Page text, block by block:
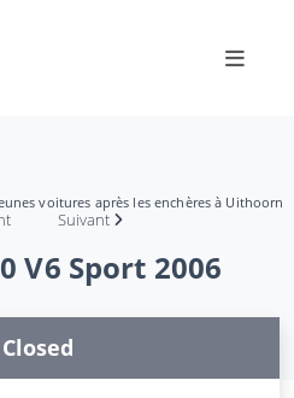
voitures après les enchères à Uithoorn
Suivant
V6 Sport 2006
Closed